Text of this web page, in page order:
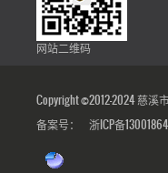
网站二维码
Copyright ©2012-2024 慈
备案号：
浙ICP备